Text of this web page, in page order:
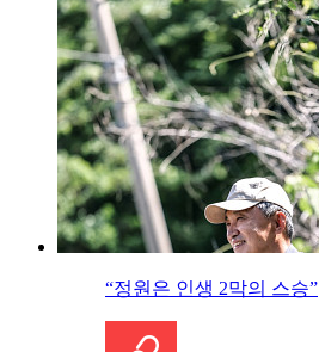
“정원은 인생 2막의 스승”